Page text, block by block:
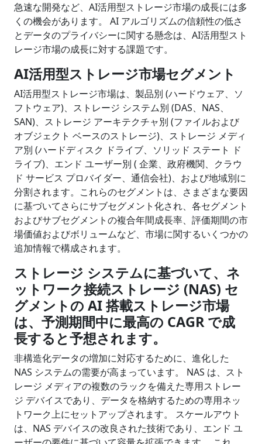
急速な開発など、AI活用型ストレージ市場の成長には多
くの機会があります。 AI アルゴリズムの信頼性の低さ
とデータのプライバシーに関する懸念は、AI活用型スト
レージ市場の成長に対する課題です。
AI活用型ストレージ市場セグメント
AI活用型ストレージ市場は、製品別 (ハードウェア、ソ
フトウェア)、ストレージ システム別 (DAS、NAS、
SAN)、ストレージ アーキテクチャ別 (ファイルおよび
オブジェクト ベースのストレージ)、ストレージ メディ
ア別 (ハードディスク ドライブ、ソリッド ステート ド
ライブ)、エンド ユーザー別 ( 企業、政府機関、クラウ
ド サービス プロバイダー、通信会社)、および地域別に
分割されます。これらのセグメントは、さまざまな要因
に基づいてさらにサブセグメント化され、各セグメント
およびサブセグメントの複合年間成長率、評価期間の市
場価値およびボリュームなど、市場に関するいくつかの
追加情報で構成されます。
ストレージ システムに基づいて、ネ
ットワーク接続ストレージ (NAS) セ
グメントの AI搭載ストレージ市場
は、予測期間中に最高の CAGRで成
長すると予想されます。
非構造化データの増加に対応するために、進化した
NAS システムの需要が高まっています。 NAS は、スト
レージ メディアの複数のラックを備えた専用ストレー
ジ デバイスであり、データを格納するための専用ネッ
トワーク上にセットアップされます。 スケールアウト
は、NAS デバイスの改良された技術であり、エンド ユ